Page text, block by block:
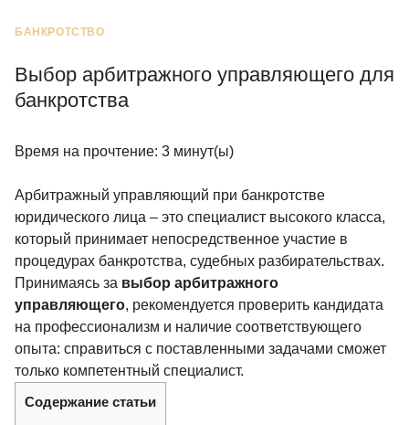
БАНКРОТСТВО
Выбор арбитражного управляющего для
банкротства
Время на прочтение: 3 минут(ы)
Арбитражный управляющий при банкротстве
юридического лица – это специалист высокого класса,
который принимает непосредственное участие в
процедурах банкротства, судебных разбирательствах.
Принимаясь за выбор арбитражного
управляющего, рекомендуется проверить кандидата
на профессионализм и наличие соответствующего
опыта: справиться с поставленными задачами сможет
только компетентный специалист.
Содержание статьи